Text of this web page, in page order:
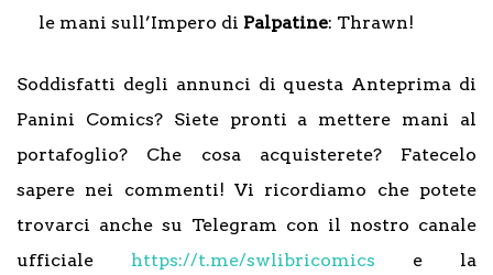
le mani sull’Impero di Palpatine: Thrawn!
Soddisfatti degli annunci di questa Anteprima di
Panini Comics? Siete pronti a mettere mani al
portafoglio? Che cosa acquisterete? Fatecelo
sapere nei commenti! Vi ricordiamo che potete
trovarci anche su Telegram con il nostro canale
ufficiale https://t.me/swlibricomics e la